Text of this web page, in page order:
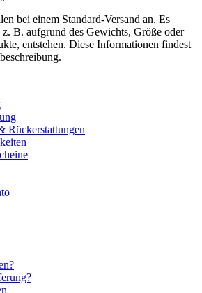
bei einem Standard-Versand an. Es
B. aufgrund des Gewichts, Größe oder
entstehen. Diese Informationen findest
Rückerstattungen